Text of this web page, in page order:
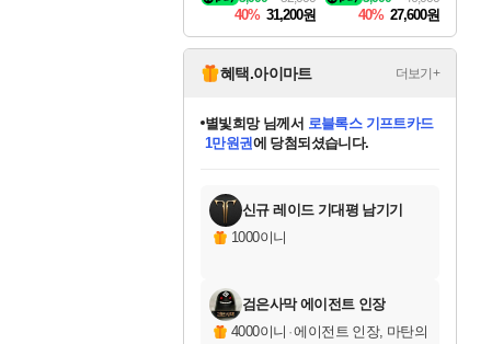
Solo Leveling Arise
Overdrive Deluxe Edi
tion
40% 31,200원
rise
40% 27,600원
혜택.아이마트 더보기+
교환.
당첨되셨습니다.
당첨되셨습니다.
당첨되셨습니다.
별빛희망님께서 로블록스 기프트카드
1만원권에 당첨되셨습니다.
당첨되셨습니다.
당첨되셨습니다.
당첨되셨습니다.
당첨되셨습니다.
에디션 (스팀코드)를 교환.
당첨되셨습니다.
신규 레이드 기대평 남기기
1000이니
검은사막 에이전트 인장
4000이니 ·에이전트 인장, 마탄의